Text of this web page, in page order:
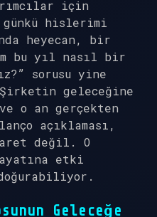
için
hislerimi
heyecan, bir
bu yıl nasıl bir
sorusu yine
Şirketin geleceğine
o an gerçekten
açıklaması,
değil. O
etki
Geleceğe